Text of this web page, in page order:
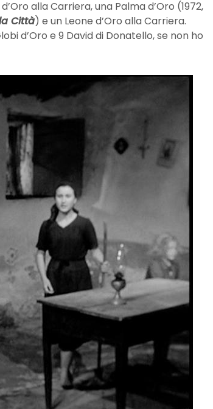
alla Carriera, una Palma d’Oro (1972,
Città) e un Leone d’Oro alla Carriera.
d’Oro e 9 David di Donatello, se non ho